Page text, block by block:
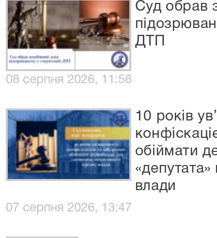
Суд обрав
ДТП
08 серпня 2026, 11:58
10 років
обіймати
влади
07 серпня 2026, 13:47